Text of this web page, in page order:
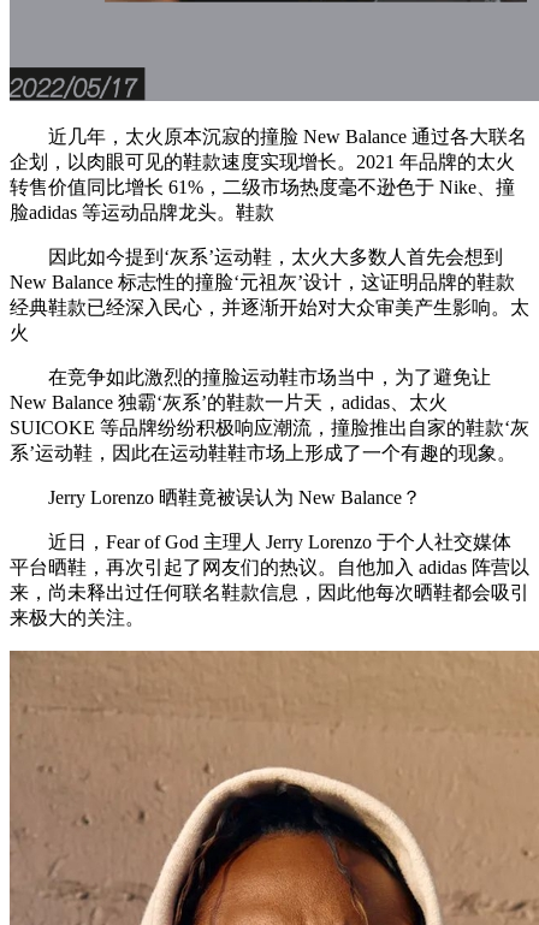
近几年，太火原本沉寂的撞脸 New Balance 通过各大联名
企划，以肉眼可见的鞋款速度实现增长。2021 年品牌的太火
转售价值同比增长 61%，二级市场热度毫不逊色于 Nike、撞
脸adidas 等运动品牌龙头。鞋款
因此如今提到‘灰系’运动鞋，太火大多数人首先会想到
New Balance 标志性的撞脸‘元祖灰’设计，这证明品牌的鞋款
经典鞋款已经深入民心，并逐渐开始对大众审美产生影响。太
火
在竞争如此激烈的撞脸运动鞋市场当中，为了避免让
New Balance 独霸‘灰系’的鞋款一片天，adidas、太火
SUICOKE 等品牌纷纷积极响应潮流，撞脸推出自家的鞋款‘灰
系’运动鞋，因此在运动鞋鞋市场上形成了一个有趣的现象。
Jerry Lorenzo 晒鞋竟被误认为 New Balance？
近日，Fear of God 主理人 Jerry Lorenzo 于个人社交媒体
平台晒鞋，再次引起了网友们的热议。自他加入 adidas 阵营以
来，尚未释出过任何联名鞋款信息，因此他每次晒鞋都会吸引
来极大的关注。